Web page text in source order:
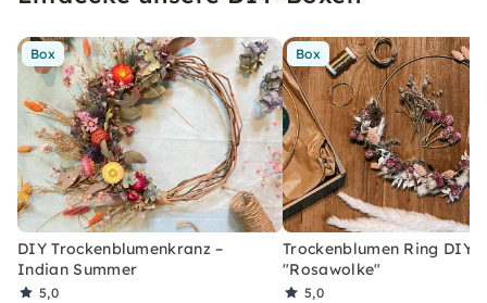
Box
DIY Trockenblumenkranz –
Indian Summer
5,0
Box
Trockenblumen Ring DIY-
"Rosawolke"
5,0